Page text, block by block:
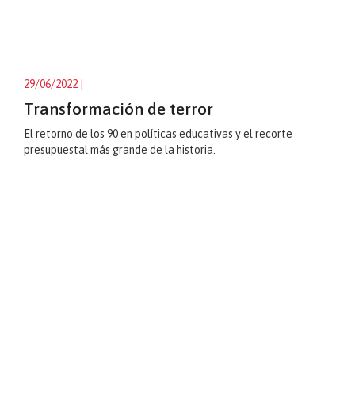
29/06/2022
Transformación de terror
El retorno de los 90 en políticas educativas y el recorte
presupuestal más grande de la historia.